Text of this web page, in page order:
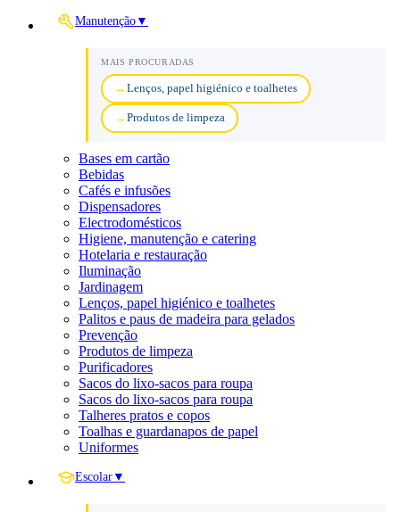
Manutenção ▼
MAIS PROCURADAS
Lenços, papel higiénico e toalhetes
Produtos de limpeza
Bases em cartão
Bebidas
Cafés e infusões
Dispensadores
Electrodomésticos
Higiene, manutenção e catering
Hotelaria e restauração
Iluminação
Jardinagem
Lenços, papel higiénico e toalhetes
Palitos e paus de madeira para gelados
Prevenção
Produtos de limpeza
Purificadores
Sacos do lixo-sacos para roupa
Sacos do lixo-sacos para roupa
Talheres pratos e copos
Toalhas e guardanapos de papel
Uniformes
Escolar ▼